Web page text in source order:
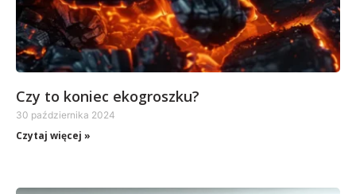
Czy to koniec ekogroszku?
30 października 2024
Czytaj więcej »